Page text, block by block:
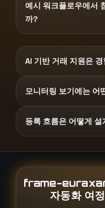
예시 워크플로우에서
까?
AI 기반 거래 지원은
모니터링 보기에는 어
등록 흐름은 어떻게
frame-
자동화 여